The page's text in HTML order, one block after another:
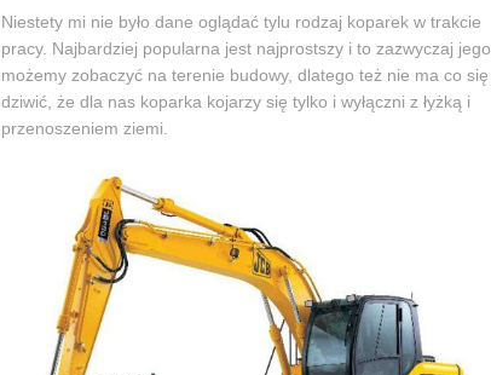
Niestety mi nie było dane oglądać tylu rodzaj koparek w trakcie
pracy. Najbardziej popularna jest najprostszy i to zazwyczaj jego
możemy zobaczyć na terenie budowy, dlatego też nie ma co się
dziwić, że dla nas koparka kojarzy się tylko i wyłączni z łyżką i
przenoszeniem ziemi.